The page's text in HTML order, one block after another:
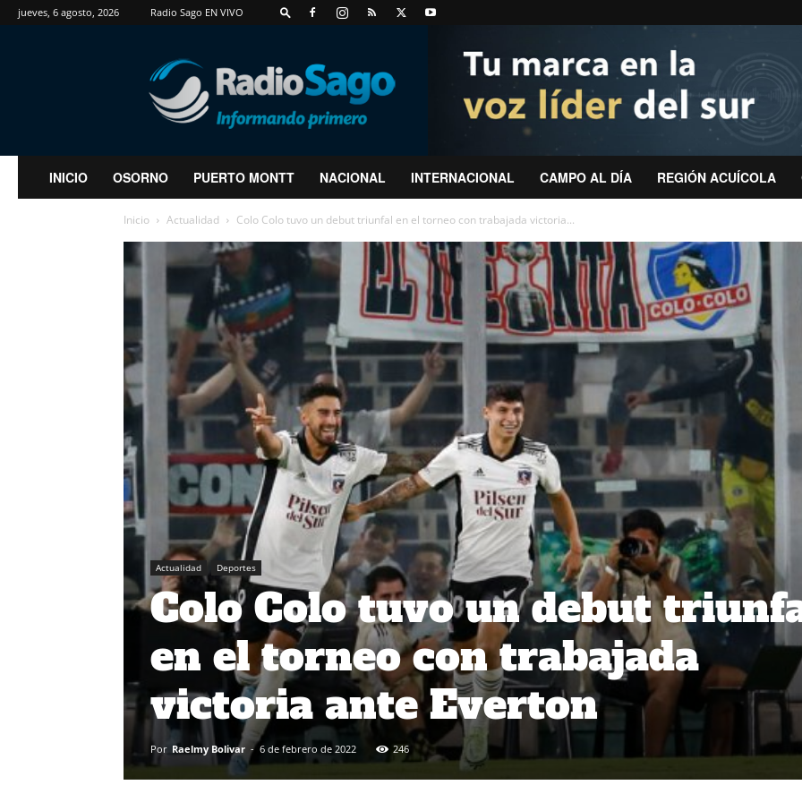
jueves, 6 agosto, 2026 Radio Sago EN VIVO
RadioSago
INICIO OSORNO PUERTO MONTT NACIONAL INTERNACIONAL CAMPO AL DÍA REGIÓN ACUÍCOLA
Inicio Actualidad Colo Colo tuvo un debut triunfal en el torneo con trabajada victoria...
Actualidad Deportes
Colo Colo tuvo un debut
en el torneo con trabajada
victoria ante Everton
Por Raelmy Bolivar - 6 de febrero de 2022 246